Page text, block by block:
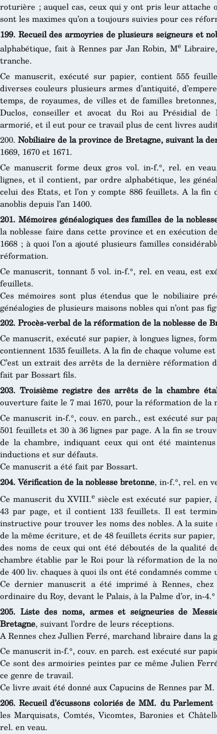
roturière ; auquel cas, ceux qui y ont pris leur attache
sont les maximes qu’on a toujours suivies pour ces
199. Recueil des armoyries de plusieurs seigneurs et
alphabétique, fait à Rennes par Jan Robin, MeLibraire,
tranche.
Ce manuscrit, exécuté sur papier, contient 555
diverses couleurs plusieurs armes d’antiquité,
temps, de royaumes, de villes et de familles
Duclos, conseiller et avocat du Roi au Présidial de
armorié, et il eut pour ce travail plus de cent livres
200. Nobiliaire de la province de Bretagne, suivant la
1669, 1670 et 1671.
Ce manuscrit forme deux gros vol. in-f.°, rel. en
lignes, et il contient, par ordre alphabétique, les
celui des Etats, et l’on y compte 886 feuillets. A la fin
anoblis depuis l’an 1400.
201. Mémoires généalogiques des familles de la
la noblesse faire dans cette province et en exécution
1668 ; à quoi l’on a ajouté plusieurs familles
réformation.
Ce manuscrit, tonnant 5 vol. in-f.°, rel. en veau, est
feuillets.
Ces mémoires sont plus étendus que le nobiliaire
généalogies de plusieurs maisons nobles qui n’ont pas
202. Procès-verbal de la réformation de la noblesse de
Ce manuscrit, exécuté sur papier, à longues lignes,
contiennent 1535 feuillets. A la fin de chaque volume
C’est un extrait des arrêts de la dernière réformation
fait par Bossart fils.
203. Troisième registre des arrêts de la chambre
ouverture faite le 7 mai 1670, pour la réformation de la
Ce manuscrit in-f.°, couv. en parch., est exécuté sur
501 feuillets et 30 à 36 lignes par page. A la fin se
de la chambre, indiquant ceux qui ont été
inductions et sur défauts.
Ce manuscrit a été fait par Bossart.
204. Vérification de la noblesse bretonne, in-f.°, rel. en
Ce manuscrit du XVIII.e siècle est exécuté sur papier,
43 par page, et il contient 133 feuillets. Il est
instructive pour trouver les noms des nobles. A la
de la même écriture, et de 48 feuillets écrits sur
des noms de ceux qui ont été déboutés de la qualité
chambre établie par le Roi pour là réformation de la
de 400 liv. chaques à quoi ils ont été condamnés
Ce dernier manuscrit a été imprimé à Rennes,
ordinaire du Roy, devant le Palais, à la Palme d’or, in-4.°
205. Liste des noms, armes et seigneuries de
Bretagne, suivant l’ordre de leurs réceptions.
A Rennes chez Jullien Ferré, marchand libraire dans la
Ce manuscrit in-f.°, couv. en parch. est exécuté sur
Ce sont des armoiries peintes par ce même Julien
ce genre de travail.
Ce livre avait été donné aux Capucins de Rennes par M.
206. Recueil d’écussons coloriés de MM. du
les Marquisats, Comtés, Vicomtes, Baronies et
rel. en veau.